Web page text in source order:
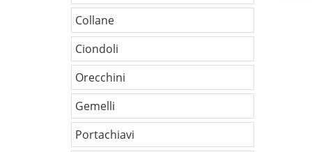
Collane
Ciondoli
Orecchini
Gemelli
Portachiavi